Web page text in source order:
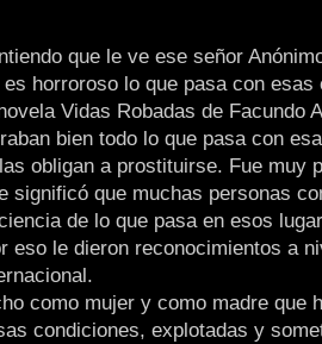
que le ve ese señor
horroroso lo que pasa con esas
Vidas Robadas de Facundo
bien todo lo que pasa con
obligan a prostituirse. Fue muy
significó que muchas personas
de lo que pasa en esos
eso le dieron reconocimientos a
como mujer y como madre que
condiciones, explotadas y